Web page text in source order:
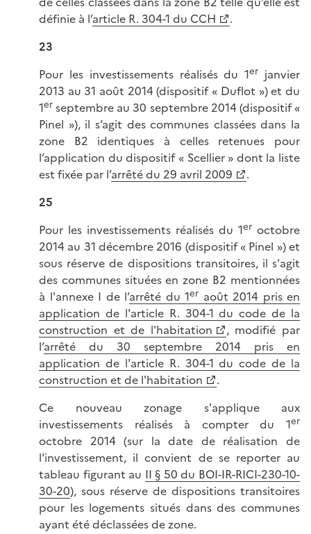
définie à l’article R. 304-1 du CCH
.
23
Pour les investissements réalisés du 1er janvier
2013 au 31 août 2014 (dispositif « Duflot ») et du
1er septembre au 30 septembre 2014 (dispositif «
Pinel »), il s’agit des communes classées dans la
zone B2 identiques à celles retenues pour
l’application du dispositif « Scellier » dont la liste
est fixée par l’arrêté du 29 avril 2009
.
25
Pour les investissements réalisés du 1er octobre
2014 au 31 décembre 2016 (dispositif « Pinel ») et
sous réserve de dispositions transitoires, il s'agit
des communes situées en zone B2 mentionnées
à l'annexe I de l’arrêté du 1er août 2014 pris en
application de l'article R. 304-1 du code de la
construction et de l'habitation
, modifié par
l’arrêté du 30 septembre 2014 pris en
application de l'article R. 304-1 du code de la
construction et de l'habitation
.
Ce nouveau zonage s'applique aux
investissements réalisés à compter du 1er
octobre 2014 (sur la date de réalisation de
l'investissement, il convient de se reporter au
tableau figurant au II § 50 du BOI-IR-RICI-230-10-
30-20), sous réserve de dispositions transitoires
pour les logements situés dans des communes
ayant été déclassées de zone.